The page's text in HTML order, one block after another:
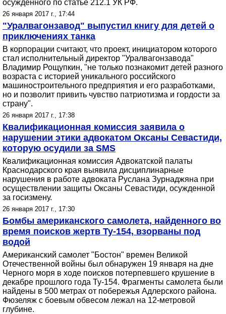
осужденного по статье 212.1 УК РФ.
26 января 2017 г., 17:44
"Уралвагонзавод" выпустил книгу для детей о
приключениях танка
В корпорации считают, что проект, инициатором которого
стал исполнительный директор "Уралвагонзавода"
Владимир Рощупкин, "не только познакомит детей разного
возраста с историей уникального российского
машиностроительного предприятия и его разработками,
но и позволит привить чувство патриотизма и гордости за
страну".
26 января 2017 г., 17:38
Квалификационная комиссия заявила о
нарушении этики адвокатом Оксаны Севастиди,
которую осудили за SMS
Квалификационная комиссия Адвокатской палаты
Краснодарского края выявила дисциплинарные
нарушения в работе адвоката Руслана Зурнаджяна при
осуществлении защиты Оксаны Севастиди, осужденной
за госизмену.
26 января 2017 г., 17:30
Бомбы американского самолета, найденного во
время поисков жертв Ту-154, взорваны под
водой
Американский самолет "Бостон" времен Великой
Отечественной войны был обнаружен 19 января на дне
Черного моря в ходе поисков потерпевшего крушение в
декабре прошлого года Ту-154. Фрагменты самолета были
найдены в 500 метрах от побережья Адлерского района.
Фюзеляж с боевым обвесом лежал на 12-метровой
глубине.